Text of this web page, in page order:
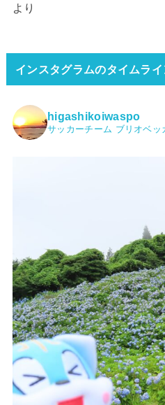
より
インスタグラムのタイムライ
higashikoiwaspo
サッカーチーム ブリオベッ